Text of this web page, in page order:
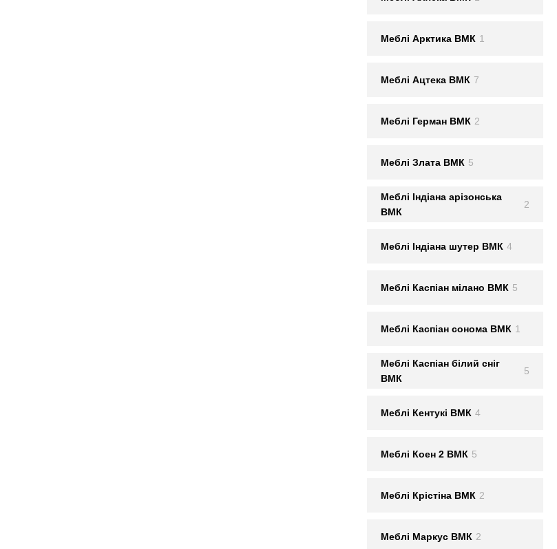
Меблi Арктика ВМК 1
Меблi Ацтека ВМК 7
Меблi Герман ВМК 2
Меблi Злата ВМК 5
Меблi Iндiана арiзонська
ВМК
2
Меблi Iндiана шутер ВМК 4
Меблi Каспiан мiлано ВМК 5
Меблi Каспiан сонома ВМК 1
Меблi Каспiан білий сніг
ВМК
5
Меблi Кентукi ВМК 4
Меблi Коен 2 ВМК 5
Меблi Крістіна ВМК 2
Меблi Маркус ВМК 2